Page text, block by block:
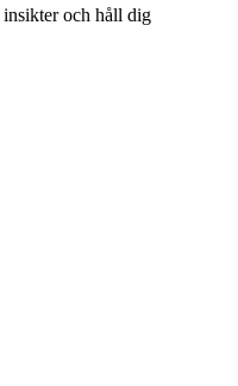
insikter och håll dig